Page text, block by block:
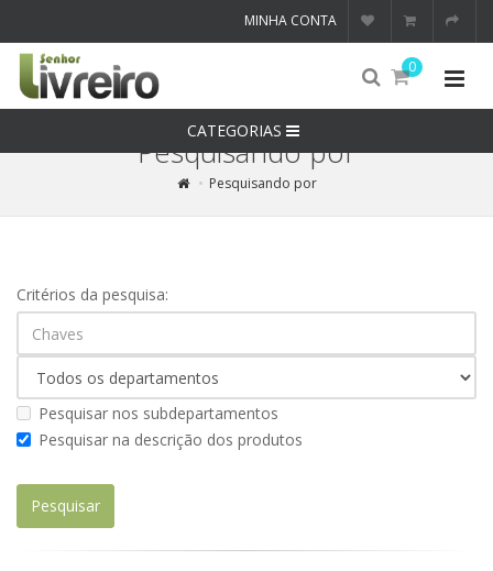
MINHA CONTA
0
CATEGORIAS
Pesquisando por
Pesquisando por
Critérios da pesquisa:
Pesquisar nos subdepartamentos
Pesquisar na descrição dos produtos